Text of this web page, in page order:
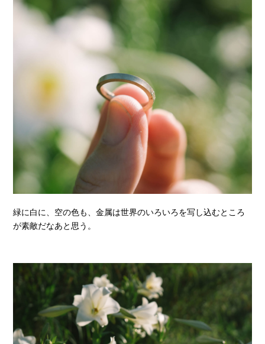
緑に白に、空の色も、金属は世界のいろいろを写し込むところ
が素敵だなあと思う。